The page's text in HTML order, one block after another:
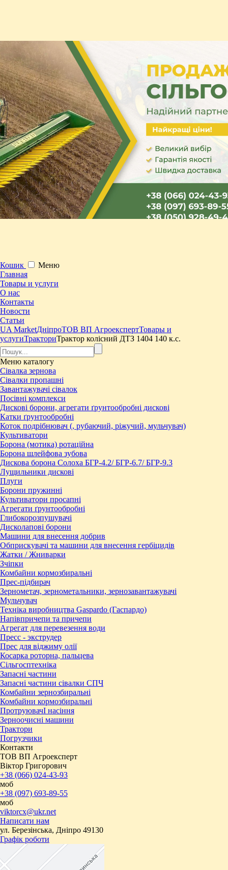
Кошик
Меню
Главная
Товары и услуги
О нас
Контакты
Новости
Статьи
UA MarketДніпроТОВ ВП АгроекспертТовары и
услугиТрактори​Трактор колісний ДТЗ 1404 140 к.с.
Меню каталогу
Сівалка зернова
Сівалки пропашні
Завантажувачі сівалок
Посівні комплекси
Дискові борони, агрегати ґрунтообробні дискові
Катки ґрунтообробні
Коток подрібнювач (, рубаючий, ріжучий, мульчувач)
Культиватори
Борона (мотика) ротаційна
Борона шлейфова зубова
Дискова борона Солоха БГР-4.2/ БГР-6.7/ БГР-9.3
Лущильники дискові
Плуги
Борони пружинні
Культиватори просапні
Агрегати ґрунтообробні
Глибокорозпушувачі
Дисколапові борони
Машини для внесення добрив
Обприскувачі та машини для внесення гербіцидів
Жатки / Жниварки
Зчіпки
Комбайни кормозбиральні
Прес-підбирач
Зернометач, зернометальники, зернозавантажувачі
Мульчувач
Техніка виробництва Gaspardo (Гаспардо)
Напівпричепи та причепи
Агрегат для перевезення води
Пресc - экструдер
Прес для віджиму олії
Косарка роторна, пальцева
Сільгосптехніка
Запасні частини
Запасні частини сівалки СПЧ
Комбайни зернозбиральні
Комбайни кормозбиральні
ПротруювачІ насіння
Зерноочисні машини
Трактори
Погрузчики
Контакти
ТОВ ВП Агроексперт
Віктор Григорович
+38 (066) 024-43-93
моб
+38 (097) 693-89-55
моб
viktorcx@ukr.net
Написати нам
ул. Березінська, Дніпро 49130
Графік роботи